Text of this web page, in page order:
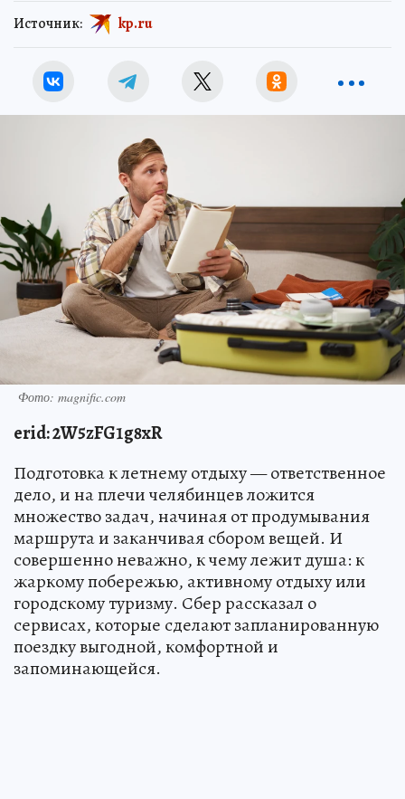
Источник: kp.ru
Фото: magnific.com
erid: 2W5zFG1g8xR
Подготовка к летнему отдыху — ответственное
дело, и на плечи челябинцев ложится
множество задач, начиная от продумывания
маршрута и заканчивая сбором вещей. И
совершенно неважно, к чему лежит душа: к
жаркому побережью, активному отдыху или
городскому туризму. Сбер рассказал о
сервисах, которые сделают запланированную
поездку выгодной, комфортной и
запоминающейся.